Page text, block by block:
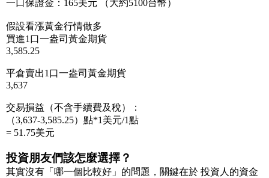
一口保證金：165美元 （大約5100台幣）
假設看漲黃金行情做多
買進1口一盎司黃金期貨
3,585.25
平倉賣出1口一盎司黃金期貨
3,637
交易損益（不含手續費及稅）：
（3,637-3,585.25）點*1美元/1點
= 51.75美元
投資朋友們該怎麼選擇？
其實沒有「哪一個比較好」的問題，關鍵在於 投資人的資金